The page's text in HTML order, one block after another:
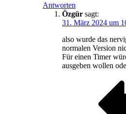
Antworten
Özgür sagt:
31. März 2024 um
also wurde das
normalen Version
Für einen Timer
ausgeben wollen